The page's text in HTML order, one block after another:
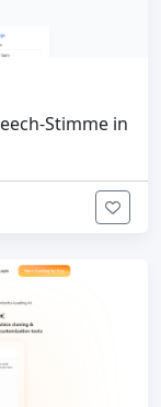
Stimme in